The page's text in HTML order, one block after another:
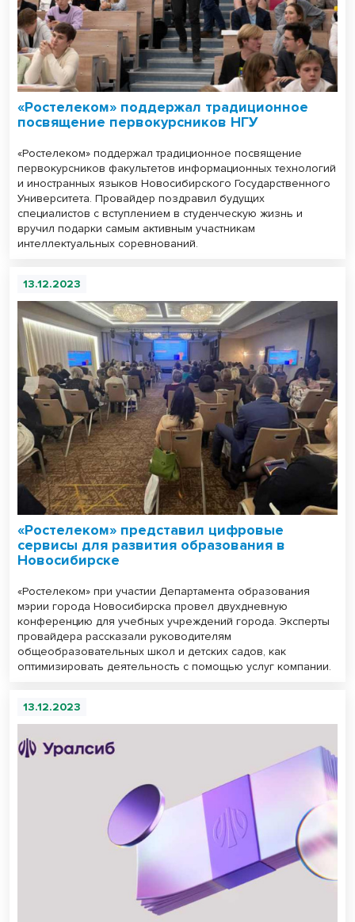
«Ростелеком» поддержал традиционное
посвящение первокурсников НГУ
«Ростелеком» поддержал традиционное посвящение
первокурсников факультетов информационных технологий
и иностранных языков Новосибирского Государственного
Университета. Провайдер поздравил будущих
специалистов с вступлением в студенческую жизнь и
вручил подарки самым активным участникам
интеллектуальных соревнований.
13.12.2023
«Ростелеком» представил цифровые
сервисы для развития образования в
Новосибирске
«Ростелеком» при участии Департамента образования
мэрии города Новосибирска провел двухдневную
конференцию для учебных учреждений города. Эксперты
провайдера рассказали руководителям
общеобразовательных школ и детских садов, как
оптимизировать деятельность с помощью услуг компании.
13.12.2023